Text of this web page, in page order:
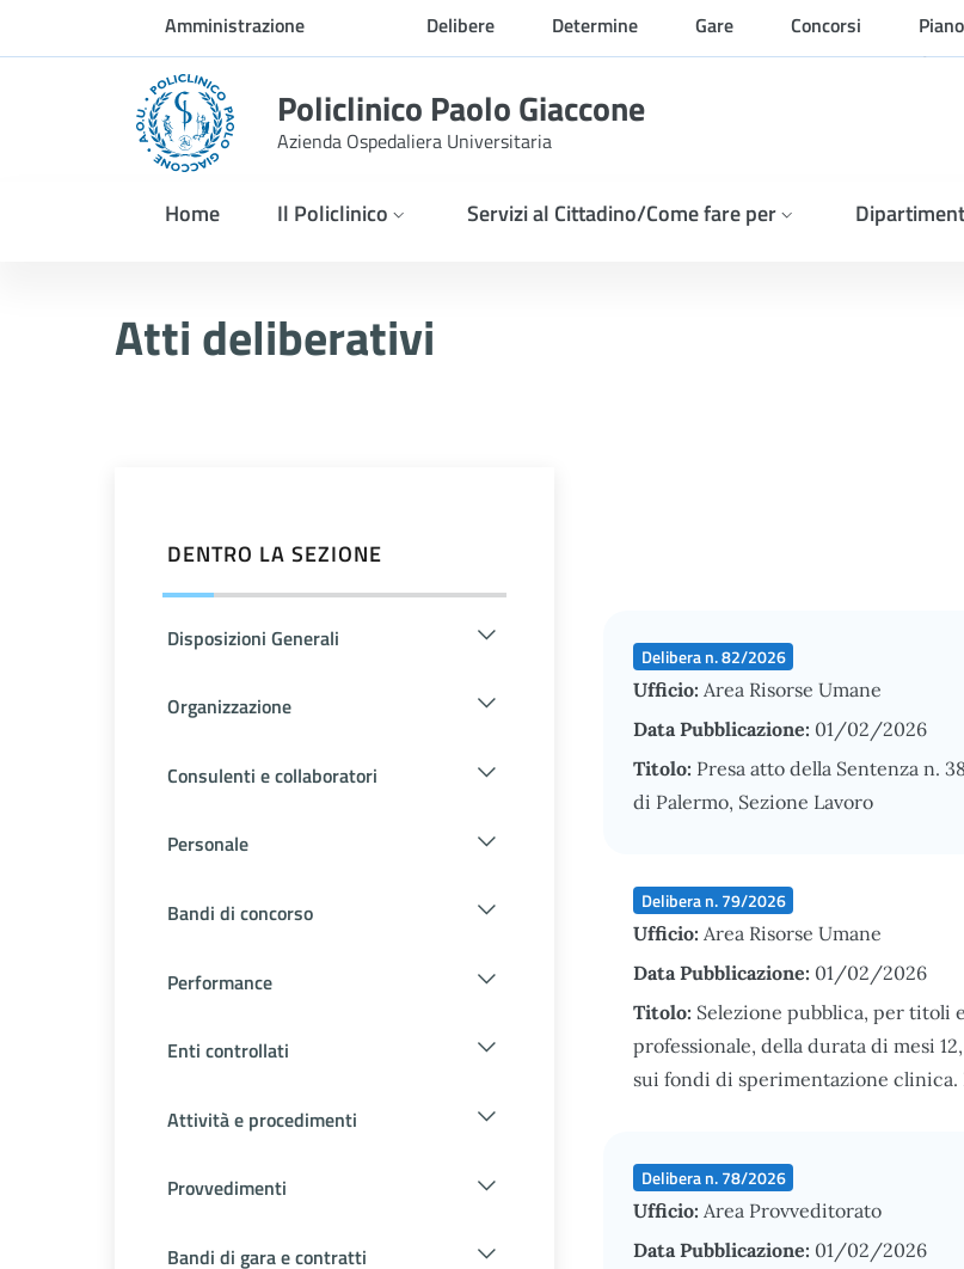
Skip to Main ContentAmministrazione
trasparente
Delibere Determine Gare Concorsi
Policlinico Paolo Giaccone
Azienda Ospedaliera Universitaria
Home Il Policlinico Servizi al Cittadino/Come fare per
Atti deliberativi
DENTRO LA SEZIONE
Disposizioni Generali
Organizzazione
Consulenti e collaboratori
Personale
Bandi di concorso
Performance
Enti controllati
Attività e procedimenti
Provvedimenti
Bandi di gara e contratti
Delibera n. 82/2026
Ufficio: Area Risorse Umane
Data Pubblicazione: 01/02/2026
Titolo: Presa atto della Sentenza n.
di Palermo, Sezione Lavoro
Delibera n. 79/2026
Ufficio: Area Risorse Umane
Data Pubblicazione: 01/02/2026
Titolo: Selezione pubblica, per titoli
professionale, della durata di mesi
sui fondi di sperimentazione clinica.
Delibera n. 78/2026
Ufficio: Area Provveditorato
Data Pubblicazione: 01/02/2026